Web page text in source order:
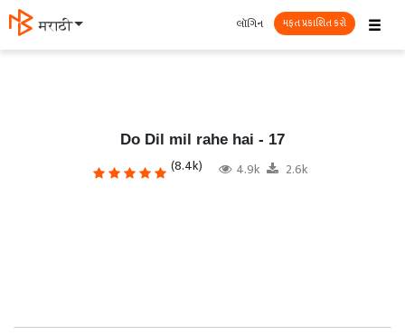
मराठी ☰
લૉગિન મફત પ્રકાશિત કરો
Do Dil mil rahe hai - 17
(8.4k) 4.9k 2.6k